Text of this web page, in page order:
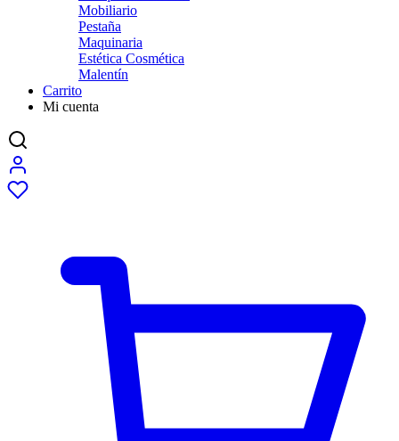
Mobiliario
Pestaña
Maquinaria
Estética Cosmética
Malentín
Carrito
Mi cuenta